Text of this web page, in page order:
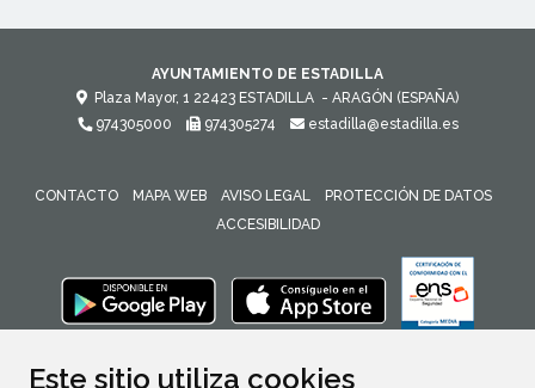
Este sitio utiliza cookies
AYUNTAMIENTO DE ESTADILLA
Plaza Mayor, 1 22423 ESTADILLA - ARAGÓN (ESPAÑA)
974305000
974305274 estadilla@estadilla.es
CONTACTO MAPA WEB AVISO LEGAL
PROTECCIÓN DE DATOS
ACCESIBILIDAD